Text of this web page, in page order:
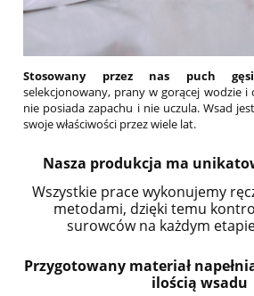
Stosowany przez nas puch gęsi
selekcjonowany, prany w gorącej wodzie i
nie posiada zapachu i nie uczula. Wsad
swoje właściwości przez wiele lat.
Nasza produkcja ma
Wszystkie prace wykonujemy
metodami, dzięki temu
surowców na każdym
Przygotowany materiał
ilością wsadu